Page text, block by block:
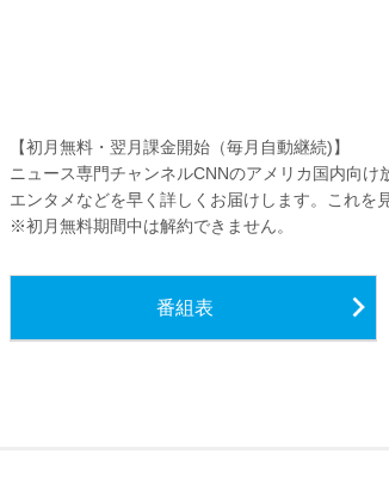
【初月無料・翌月課金開始（毎月自動継続)】
ニュース専門チャンネルCNNのアメリカ国内向け
エンタメなどを早く詳しくお届けします。これを
※初月無料期間中は解約できません。
番組表